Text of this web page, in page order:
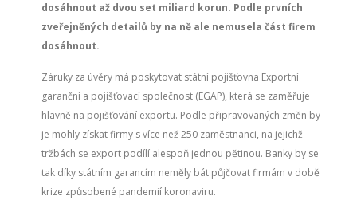
dosáhnout až dvou set miliard korun. Podle prvních
zveřejněných detailů by na ně ale nemusela část firem
dosáhnout.
Záruky za úvěry má poskytovat státní pojišťovna Exportní
garanční a pojišťovací společnost (EGAP), která se zaměřuje
hlavně na pojišťování exportu. Podle připravovaných změn by
je mohly získat firmy s více než 250 zaměstnanci, na jejichž
tržbách se export podílí alespoň jednou pětinou. Banky by se
tak díky státním garancím neměly bát půjčovat firmám v době
krize způsobené pandemií koronaviru.